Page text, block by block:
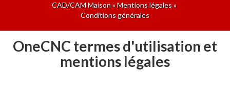
CAD/CAM Maison»Mentions légales»
Conditions générales
OneCNC termes d'utilisation et
mentions légales